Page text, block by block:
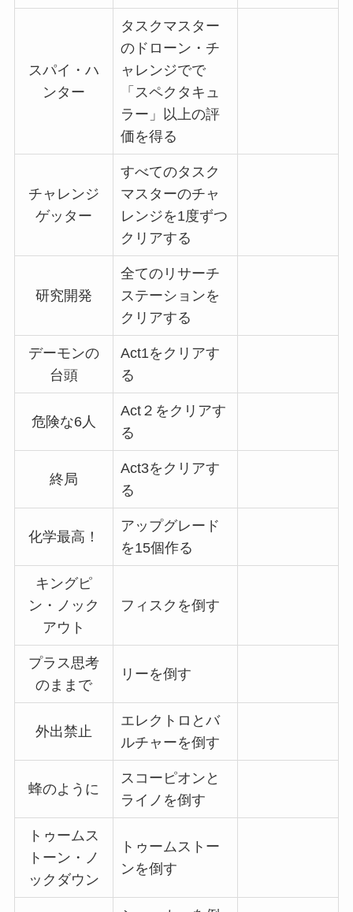
スパイ・ハ
ンター
タスクマスター
のドローン・チ
ャレンジでで
「スペクタキュ
ラー」以上の評
価を得る
チャレンジ
ゲッター
すべてのタスク
マスターのチャ
レンジを1度ずつ
クリアする
研究開発
全てのリサーチ
ステーションを
クリアする
デーモンの
台頭
Act1をクリアす
る
危険な6人
Act２をクリアす
る
終局
Act3をクリアす
る
化学最高！
アップグレード
を15個作る
キングピ
ン・ノック
アウト
フィスクを倒す
プラス思考
のままで
リーを倒す
外出禁止
エレクトロとバ
ルチャーを倒す
蜂のように
スコーピオンと
ライノを倒す
トゥームス
トーン・ノ
ックダウン
トゥームストー
ンを倒す